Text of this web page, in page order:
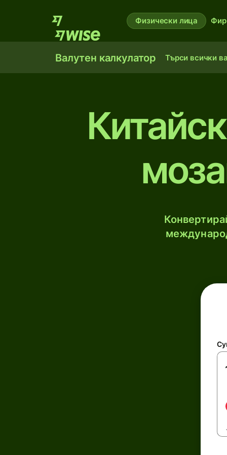
Физически лица
Валутен калкулатор Търси всички